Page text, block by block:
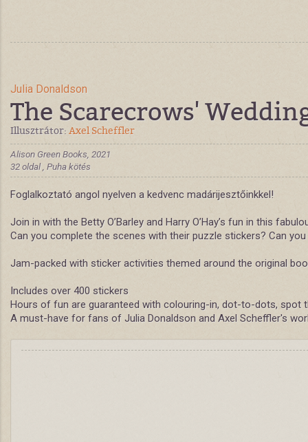
Julia Donaldson
The Scarecrows'
Illusztrátor: Axel Scheffler
Alison Green Books, 2021
32 oldal , Puha kötés
Foglalkoztató angol nyelven a kedvenc madárijesztőinkkel!
Join in with the Betty O’Barley and Harry O’Hay’s fun in this
Can you complete the scenes with their puzzle stickers? Can
Jam-packed with sticker activities themed around the original
Includes over 400 stickers
Hours of fun are guaranteed with colouring-in, dot-to-dots, spot
A must-have for fans of Julia Donaldson and Axel Scheffler's